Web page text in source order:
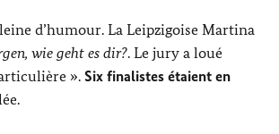
d’humour. La Leipzigoise Martina
wie geht es dir?. Le jury a loué
». Six finalistes étaient en